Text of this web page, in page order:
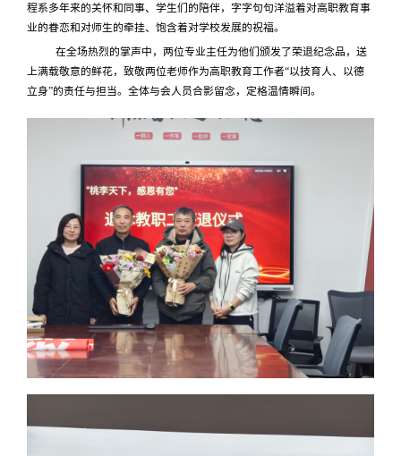
程系多年来的关怀和同事、学生们的陪伴，字字句句洋溢着对高职教育事
业的眷恋和对师生的牵挂、饱含着对学校发展的祝福。
在全场热烈的掌声中，两位专业主任为他们颁发了荣退纪念品，送
上满载敬意的鲜花，致敬两位老师作为高职教育工作者“以技育人、以德
立身”的责任与担当。全体与会人员合影留念，定格温情瞬间。